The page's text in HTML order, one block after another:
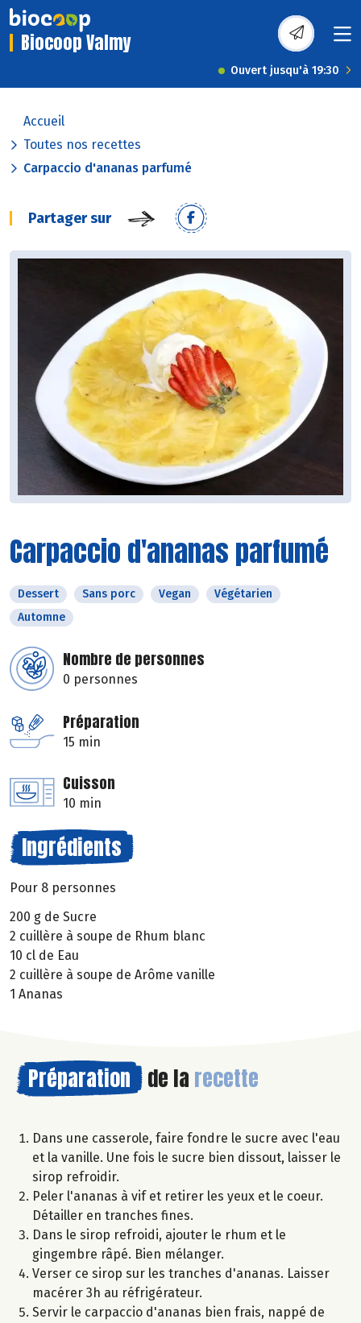
Biocoop Valmy
Ouvert jusqu'à 19:30
Accueil
Toutes nos recettes
Carpaccio d'ananas parfumé
Partager sur
Carpaccio d'ananas parfumé
Dessert Sans porc Vegan
Végétarien
Automne
Nombre de personnes
0 personnes
Préparation
15 min
Cuisson
10 min
Ingrédients
Pour 8 personnes
200 g de Sucre
2 cuillère à soupe de Rhum blanc
10 cl de Eau
2 cuillère à soupe de Arôme vanille
1 Ananas
Préparation de la recette
Dans une casserole, faire fondre le sucre avec l'eau
et la vanille. Une fois le sucre bien dissout, laisser le
sirop refroidir.
Peler l'ananas à vif et retirer les yeux et le coeur.
Détailler en tranches fines.
Dans le sirop refroidi, ajouter le rhum et le
gingembre râpé. Bien mélanger.
Verser ce sirop sur les tranches d'ananas. Laisser
macérer 3h au réfrigérateur.
Servir le carpaccio d'ananas bien frais, nappé de